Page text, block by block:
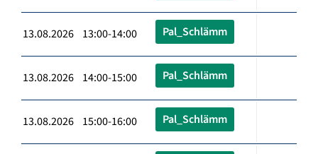
13.08.2026 13:00-14:00 Pal_Schlämm
13.08.2026 14:00-15:00 Pal_Schlämm
13.08.2026 15:00-16:00 Pal_Schlämm